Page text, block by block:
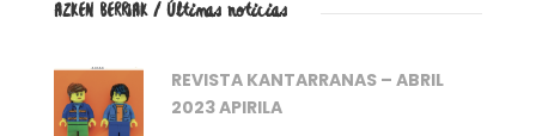
AZKEN BERRIAK / Últimas noticias
REVISTA KANTARRANAS – ABRIL
2023 APIRILA